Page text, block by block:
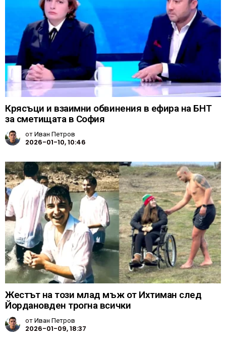
Крясъци и взаимни обвинения в ефира на БНТ
за сметищата в София
отИван Петров
2026-01-10, 10:46
Жестът на този млад мъж от Ихтиман след
Йордановден трогна всички
отИван Петров
2026-01-09, 18:37